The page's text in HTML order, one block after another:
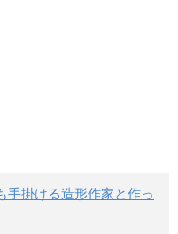
手掛ける造形作家と作っ